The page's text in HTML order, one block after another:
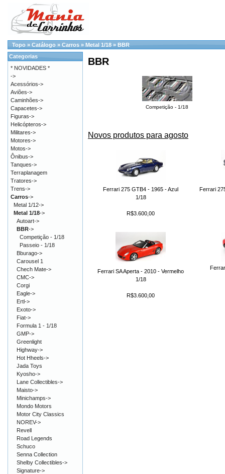
Topo » Catálogo » Carros » Metal 1/18 » BBR
BBR
Competição - 1/18
Novos produtos para agosto
Ferrari 275 GTB4 - 1965 - Azul
1/18
R$3.600,00
Ferrari
Ferrari SA Aperta - 2010 - Vermelho
1/18
R$3.600,00
Categorias
* NOVIDADES *
->
Acessórios->
Aviões->
Caminhões->
Capacetes->
Figuras->
Helicópteros->
Militares->
Motores->
Motos->
Ônibus->
Tanques->
Terraplanagem
Tratores->
Trens->
Carros->
Metal 1/12->
Metal 1/18->
Autoart->
BBR->
Competição - 1/18
Passeio - 1/18
Bburago->
Carousel 1
Chech Mate->
CMC->
Corgi
Eagle->
Ertl->
Exoto->
Fiat->
Formula 1 - 1/18
GMP->
Greenlight
Highway->
Hot Hheels->
Jada Toys
Kyosho->
Lane Collectibles->
Maisto->
Minichamps->
Mondo Motors
Motor City Classics
NOREV->
Revell
Road Legends
Schuco
Senna Collection
Shelby Collectibles->
Signature->